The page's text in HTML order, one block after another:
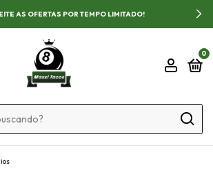
AS OFERTAS POR TEMPO LIMITADO!
0